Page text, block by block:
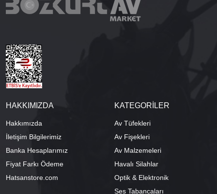
HAKKIMIZDA
Hakkımızda
İletişim Bilgilerimiz
Banka Hesaplarımız
Fiyat Farkı Ödeme
Hatsanstore.com
KATEGORİLER
Av Tüfekleri
Av Fişekleri
Av Malzemeleri
Havalı Silahlar
Optik & Elektronik
Ses Tabancaları